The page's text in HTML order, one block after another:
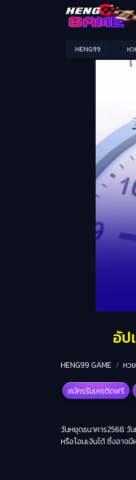
HENG99 ห
อัป
HENG99 GAME หวย
สมัครรับเครดิตฟรี
วันหยุดธนาคาร2568 วั
หรือโอนเงินได้ ซึ่งอาจ